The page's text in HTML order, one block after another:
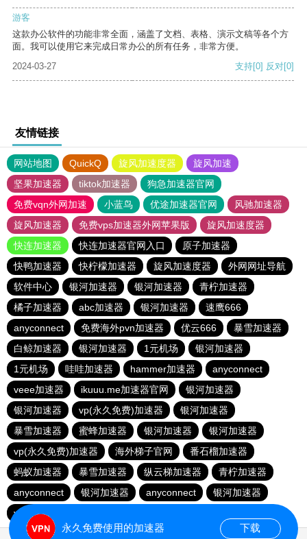
游客
这款办公软件的功能非常全面，涵盖了文档、表格、演示文稿等各个方
面。我可以使用它来完成日常办公的所有任务，非常方便。
2024-03-27
支持[0] 反对[0]
友情链接
网站地图 QuickQ 旋风加速度器
旋风加速
坚果加速器
tiktok加速器
狗急加速器官网
免费vqn外网加速
小蓝鸟 优途加速器官网
风驰加速器
旋风加速器
免费vps加速器外网苹果版
旋风加速度器
快连加速器
快连加速器官网入口
原子加速器
快鸭加速器
快柠檬加速器 旋风加速度器
外网网址导航
软件中心
银河加速器 银河加速器
青柠加速器
橘子加速器
abc加速器 银河加速器
速鹰666
anyconnect
免费海外pvn加速器 优云666
暴雪加速器
白鲸加速器
银河加速器 1元机场
银河加速器
1元机场
哇哇加速器 hammer加速器
anyconnect
veee加速器
ikuuu.me加速器官网
银河加速器
银河加速器
vp(永久免费)加速器
银河加速器
暴雪加速器
蜜蜂加速器 银河加速器
银河加速器
vp(永久免费)加速器
海外梯子官网
番石榴加速器
蚂蚁加速器
暴雪加速器 纵云梯加速器
青柠加速器
anyconnect
银河加速器 anyconnect
银河加速器
vp(永久免费)加速器
永久免费使用的加速器 下载